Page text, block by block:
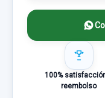
100%
reembolso